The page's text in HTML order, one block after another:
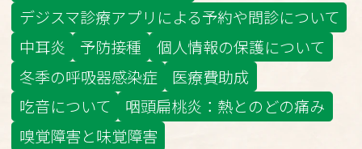
デジスマ診療アプリによる予約や問診について
中耳炎
予防接種
個人情報の保護について
冬季の呼吸器感染症
医療費助成
吃音について
咽頭扁桃炎：熱とのどの痛み
嗅覚障害と味覚障害